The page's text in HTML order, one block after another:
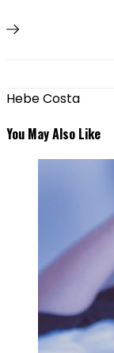
Hebe Costa
You May Also Like